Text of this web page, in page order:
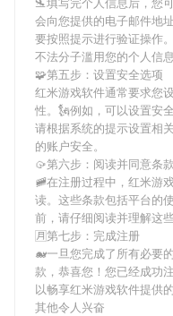
会向您提供的电子邮件地
要按照提示进行验证操作
不法分子滥用您的个人信息
🧩第五步：设置安全选项
红米游戏软件通常要求您
性。🗽例如，可以设置安
请根据系统的提示设置相
的账户安全。
🥠第六步：阅读并同意条款
🚞在注册过程中， 红米游
读。这些条款包括平台的
前，请仔细阅读并理解这
🈷第七步：完成注册
🐋一旦您完成了所有必要
款，恭喜您！您已经成功
以畅享红米游戏软件提供
其他令人兴奋